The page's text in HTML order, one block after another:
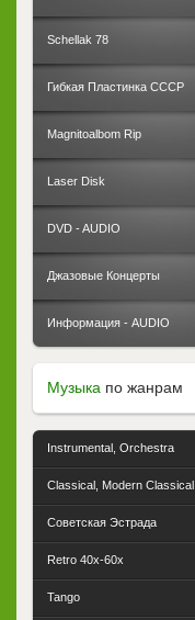
Schellak 78
Гибкая Пластинка СССР
Magnitoalbom Rip
Laser Disk
DVD - AUDIO
Джазовые Концерты
Информация - AUDIO
Музыка по жанрам
Instrumental, Orchestra
Classical, Modern Classical
Советская Эстрада
Retro 40x-60x
Tango